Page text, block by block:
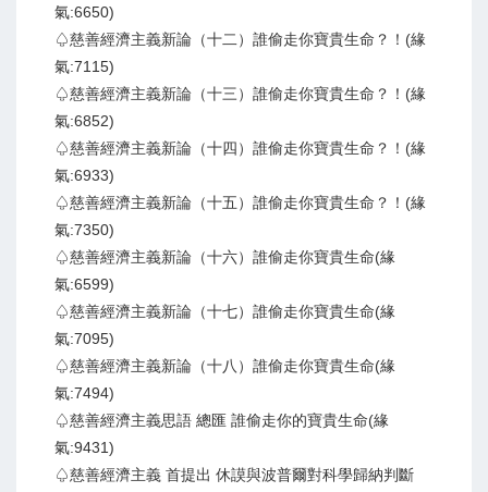
氣:6650)
♤慈善經濟主義新論（十二）誰偷走你寶貴生命？！(緣
氣:7115)
♤慈善經濟主義新論（十三）誰偷走你寶貴生命？！(緣
氣:6852)
♤慈善經濟主義新論（十四）誰偷走你寶貴生命？！(緣
氣:6933)
♤慈善經濟主義新論（十五）誰偷走你寶貴生命？！(緣
氣:7350)
♤慈善經濟主義新論（十六）誰偷走你寶貴生命(緣
氣:6599)
♤慈善經濟主義新論（十七）誰偷走你寶貴生命(緣
氣:7095)
♤慈善經濟主義新論（十八）誰偷走你寶貴生命(緣
氣:7494)
♤慈善經濟主義思語 總匯 誰偷走你的寶貴生命(緣
氣:9431)
♤慈善經濟主義 首提出 休謨與波普爾對科學歸納判斷